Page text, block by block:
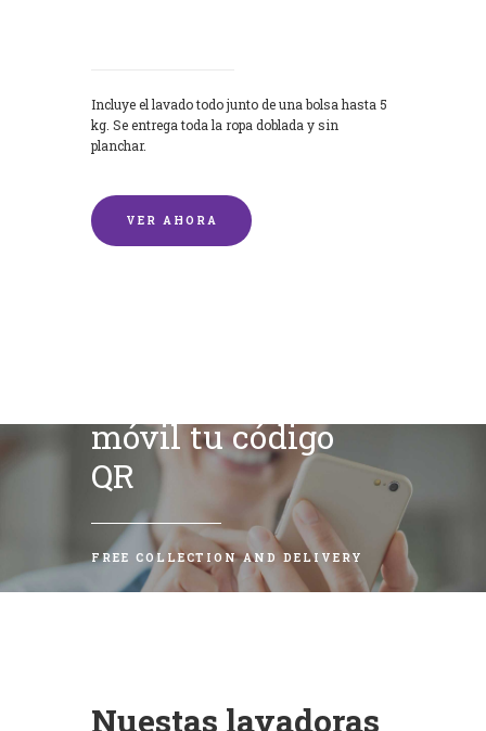
Incluye el lavado todo junto de una bolsa hasta 5
kg. Se entrega toda la ropa doblada y sin
planchar.
VER AHORA
móvil tu código
QR
FREE COLLECTION AND DELIVERY
Nuestas lavadoras